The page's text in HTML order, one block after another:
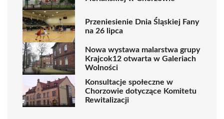
Przeniesienie Dnia Śląskiej Fany
na 26 lipca
Nowa wystawa malarstwa grupy
Krajcok12 otwarta w Galeriach
Wolności
Konsultacje społeczne w
Chorzowie dotyczące Komitetu
Rewitalizacji